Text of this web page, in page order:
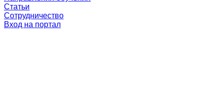
Статьи
Сотрудничество
Вход на портал